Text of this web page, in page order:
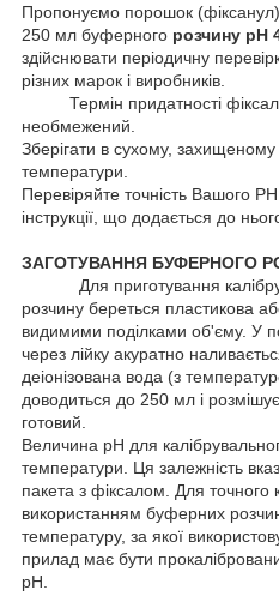
Пропонуємо порошок
250 мл буферного розчину pH
здійснювати періодичну
різних марок і виробників.
Термін придатності фіксала
необмежений.
Зберігати в сухому, захищеному
температури.
Перевіряйте точність Вашого
інструкції, що додається до
ЗАГОТУВАННЯ БУФЕРНОГО
Для приготування
розчину береться пластикова
видимими поділками об'єму. У
через лійку акуратно
деіонізована вода (з
доводиться до 250 мл і
готовий.
Величина pH для
температури. Ця залежність
пакета з фіксалом. Для точного
використанням буферних
температуру, за якої
прилад має бути
pH.